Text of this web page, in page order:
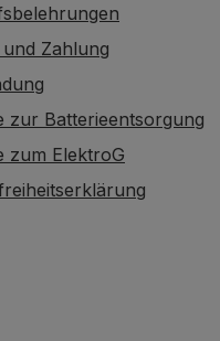
Zahlung
zur Batterieentsorgung
zum ElektroG